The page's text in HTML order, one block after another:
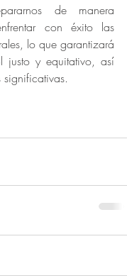
de manera
con éxito las
lo que garantizará
justo y equitativo, así
significativas.